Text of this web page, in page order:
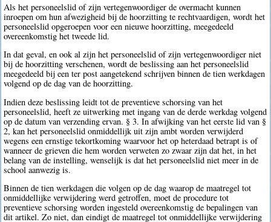
Als het personeelslid of zijn vertegenwoordiger de overmacht kunnen
inroepen om hun afwezigheid bij de hoorzitting te rechtvaardigen, wordt het
personeelslid opgeroepen voor een nieuwe hoorzitting, meegedeeld
overeenkomstig het tweede lid.
In dat geval, en ook al zijn het personeelslid of zijn vertegenwoordiger niet
bij de hoorzitting verschenen, wordt de beslissing aan het personeelslid
meegedeeld bij een ter post aangetekend schrijven binnen de tien werkdagen
volgend op de dag van de hoorzitting.
Indien deze beslissing leidt tot de preventieve schorsing van het
personeelslid, heeft ze uitwerking met ingang van de derde werkdag volgend
op de datum van verzending ervan. § 3. In afwijking van het eerste lid van §
2, kan het personeelslid onmiddellijk uit zijn ambt worden verwijderd
wegens een ernstige tekortkoming waarvoor het op heterdaad betrapt is of
wanneer de grieven die hem worden verweten zo zwaar zijn dat het, in het
belang van de instelling, wenselijk is dat het personeelslid niet meer in de
school aanwezig is.
Binnen de tien werkdagen die volgen op de dag waarop de maatregel tot
onmiddellijke verwijdering werd getroffen, moet de procedure tot
preventieve schorsing worden ingesteld overeenkomstig de bepalingen van
dit artikel. Zo niet, dan eindigt de maatregel tot onmiddellijke verwijdering